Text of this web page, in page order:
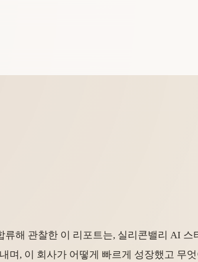
해 관찰한 이 리포트는, 실리콘밸리 AI
며, 이 회사가 어떻게 빠르게 성장했고 무